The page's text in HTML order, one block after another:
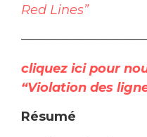
Red Lines”
cliquez ici pour
“Violation des
Résumé